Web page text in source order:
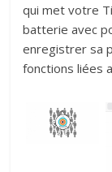
qui met votre
batterie avec
enregistrer sa
fonctions liées